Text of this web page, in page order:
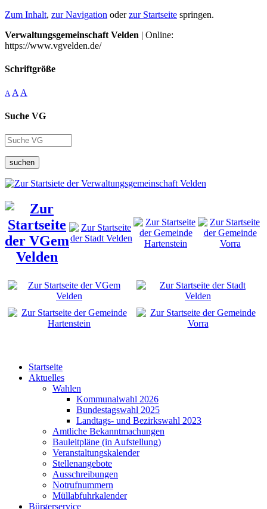
Zum Inhalt, zur Navigation oderzur Startseite springen.
Verwaltungsgemeinschaft Velden | Online:
https://www.vgvelden.de/
Schriftgröße
A A A
Suche VG
suchen
Startseite
Aktuelles
Wahlen
Kommunalwahl 2026
Bundestagswahl 2025
Landtags- und Bezirkswahl 2023
Amtliche Bekanntmachungen
Bauleitpläne (in Aufstellung)
Veranstaltungskalender
Stellenangebote
Ausschreibungen
Notrufnummern
Müllabfuhrkalender
Bürgerservice